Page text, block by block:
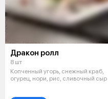
Дракон ролл
8 шт
Копченный угорь, снежный краб,
огурец, нори, рис, сливочный сыр